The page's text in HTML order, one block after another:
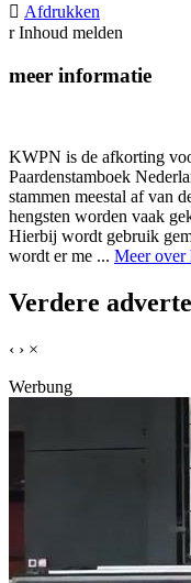
 Afdrukken
r Inhoud melden
meer informatie
KWPN is de afkorting
Paardenstamboek
stammen meestal af van
hengsten worden vaak
Hierbij wordt gebruik
wordt er me ... Meer over
Verdere
‹ › ×
Werbung